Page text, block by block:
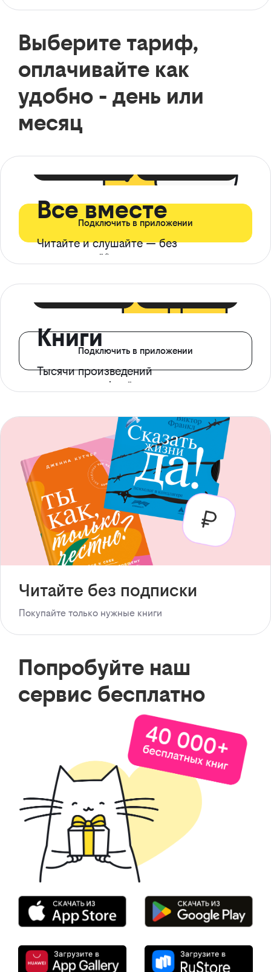
Выберите тариф,
оплачивайте как
удобно - день или
месяц
Все вместе
Читайте и слушайте — без
ограничений*
Подключить в приложении
Книги
Тысячи произведений
с доступом офлайн
Подключить в приложении
Читайте без подписки
Покупайте только нужные книги
Попробуйте наш
сервис бесплатно